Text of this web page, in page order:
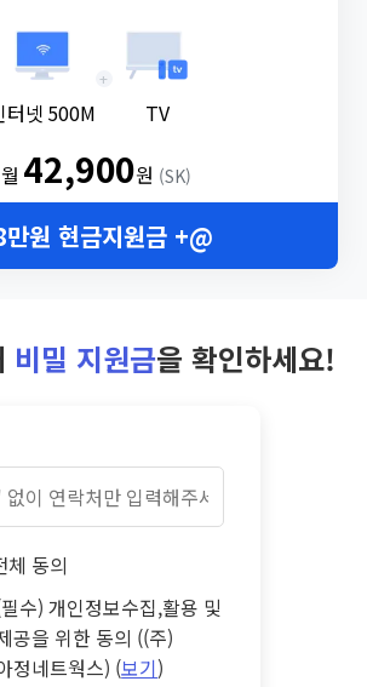
터넷 500M
+
TV
월 42,900원 (SK)
원 현금지원금 +@
비밀 지원금을 확인하세요!
체 동의
수) 개인정보수집,활용 및
공을 위한 동의 ((주)
정네트웍스) (보기)